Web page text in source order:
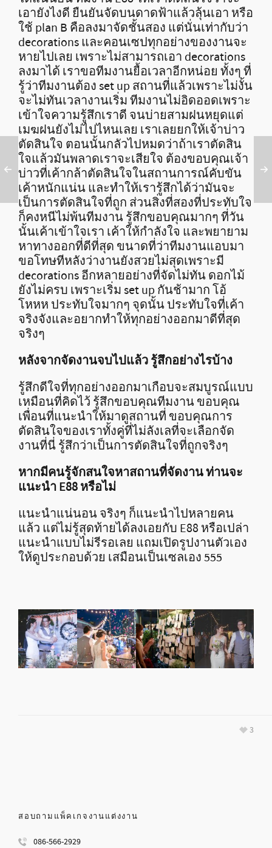
เอายังไงดี ยืนยันจัดบนดาดฟ้าแล้วลุ้นเอา หรือ
ใช้ plan B คือลงมาจัดชั้นสอง แต่นั่นเท่ากับว่า
decorations และคอนเซปทุกอย่างของงานจะ
หายไปเลย เพราะไม่สามารถเอา decorations
ลงมาได้ เราขอทีมงานยื้อเวลาอีกหน่อย ทั้งๆ ที่
รู้ว่าทีมงานต้อง set up สถานที่แล้วเพราะไม่งั้น
จะไม่ทันเวลางานเริ่ม ทีมงานไม่อิดออดเพราะ
เข้าใจความรู้สึกเราดี จนบ่ายสามฝนหยุดแต่
เมฆฝนยังไม่ไปไหนเลย เราเลยยกให้เจ้าบ่าว
ตัดสินใจ ตอนนั้นกลัวไปหมดว่าถ้าเราตัดสิน
ใจแล้วมันพลาดเราจะเสียใจ ต้องขอบคุณเจ้า
บ่าวที่เค้ากล้าตัดสินใจในสถานการณ์คับขัน
เค้าหนักแน่น และทำให้เรารู้สึกได้ว่ามันจะ
เป็นการตัดสินใจที่ถูก ส่วนสิ่งที่สองที่ประทับใจ
ก็คงหนีไม่พ้นทีมงาน รู้สึกขอบคุณมากๆ ที่วัน
นั้นเค้าเข้าใจเรา เค้าให้กำลังใจ และพยายาม
หาทางออกที่ดีที่สุด ขนาดที่ว่าทีมงานแอบมา
ขอโทษทีหลังว่างานยังสวยไม่สุดเพราะมี
decorations อีกหลายอย่างที่จัดไม่ทัน ดอกไม้
ยังไม่ครบ เพราะเริ่ม set up กันช้ามาก โอ้
โหหห ประทับใจมากๆ จุดนั้น ประทับใจที่เค้า
จริงจังและอยากทำให้ทุกอย่างออกมาดีที่สุด
จริงๆ
หลังจากจัดงานจบไปแล้ว รู้สึกอย่างไรบ้าง
รู้สึกดีใจที่ทุกอย่างออกมาเกือบจะสมบูรณ์แบบ
เหมือนที่คิดไว้ รู้สึกขอบคุณทีมงาน ขอบคุณ
เพื่อนที่แนะนำให้มาดูสถานที่ ขอบคุณการ
ตัดสินใจของเราทั้งคู่ที่ไม่ลังเลที่จะเลือกจัด
งานที่นี่ รู้สึกว่าเป็นการตัดสินใจที่ถูกจริงๆ
หากมีคนรู้จักสนใจหาสถานที่จัดงาน ท่านจะ
แนะนำE88 หรือไม่
แนะนำแน่นอน จริงๆ ก็แนะนำไปหลายคน
แล้ว แต่ไม่รู้สุดท้ายได้ลงเอยกับ E88 หรือเปล่า
แนะนำแบบไม่รีรอเลย แถมเปิดรูปงานตัวเอง
ให้ดูประกอบด้วย เสมือนเป็นเซลเอง 555
3
สอบถามแพ็คเกจงานแต่งงาน
086-566-2929